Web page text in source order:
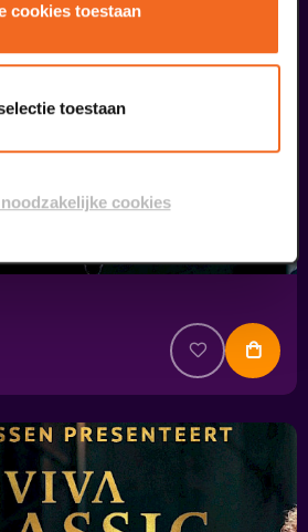
cookies toestaan
toestaan
cookies